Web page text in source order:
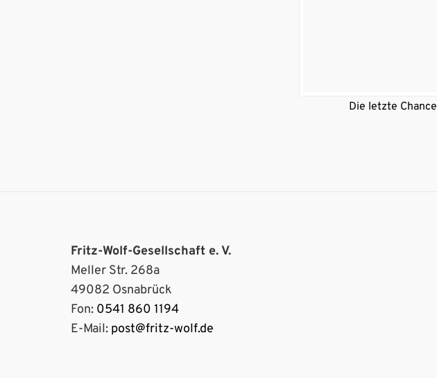
Die letzte Chance
Fritz-Wolf-Gesellschaft e. V.
Meller Str. 268a
49082 Osnabrück
Fon: 0541 860 1194
E-Mail: post@fritz-wolf.de